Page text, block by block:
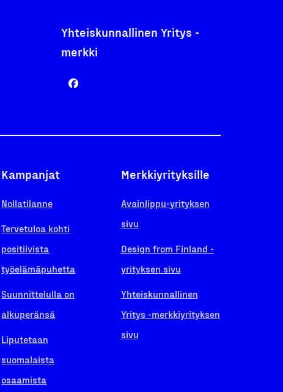
Yhteiskunnallinen Yritys -
merkki
Kampanjat
Nollatilanne
Tervetuloa kohti
positiivista
työelämäpuhetta
Suunnittelulla on
alkuperänsä
Liputetaan
suomalaista
osaamista
Merkkiyrityksille
Avainlippu-yrityksen
sivu
Design from Finland -
yrityksen sivu
Yhteiskunnallinen
Yritys -merkkiyrityksen
sivu